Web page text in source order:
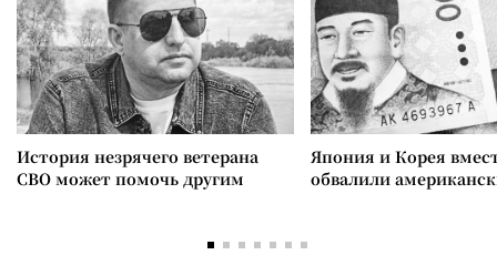
История незрячего ветерана
СВО может помочь другим
Япония и Корея
обвалили